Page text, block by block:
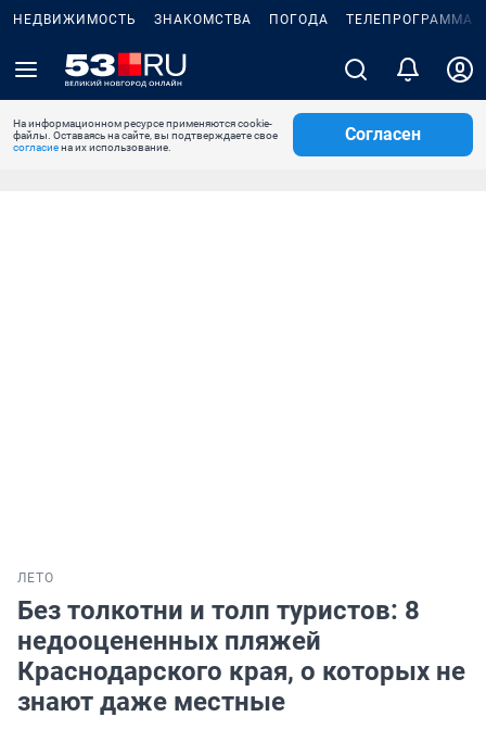
НЕДВИЖИМОСТЬ ЗНАКОМСТВА ПОГОДА ТЕЛЕПРОГРАММА
На информационном ресурсе применяются cookie-
файлы. Оставаясь на сайте, вы подтверждаете свое
согласиена их использование.
Согласен
ЛЕТО
Без толкотни и толп туристов: 8
недооцененных пляжей
Краснодарского края, о которых не
знают даже местные